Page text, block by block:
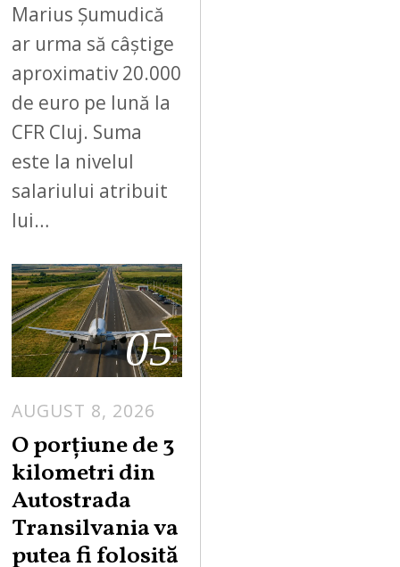
Marius Șumudică
ar urma să câștige
aproximativ 20.000
de euro pe lună la
CFR Cluj. Suma
este la nivelul
salariului atribuit
lui…
05
AUGUST 8, 2026
U
G
T
8
O porțiune de 3
kilometri din
Autostrada
Transilvania va
putea fi folosită